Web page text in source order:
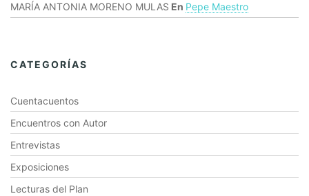
MARÍA ANTONIA MORENO MULAS En Pepe Maestro
CATEGORÍAS
Cuentacuentos
Encuentros con Autor
Entrevistas
Exposiciones
Lecturas del Plan